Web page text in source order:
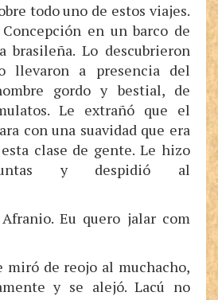
todo uno de estos viajes.
en un barco de
brasileña. Lo descubrieron
llevaron a presencia del
gordo y bestial, de
Le extrañó que el
con una suavidad que era
clase de gente. Le hizo
y despidió al
Eu quero jalar com
miró de reojo al muchacho,
y se alejó. Lacú no